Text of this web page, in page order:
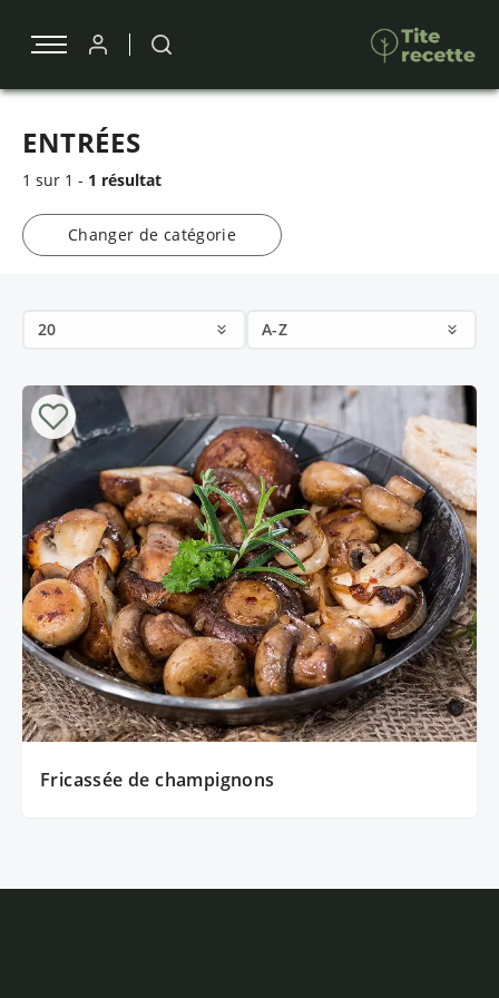
ENTRÉES
1 sur 1 - 1 résultat
Changer de catégorie
20 A-Z
Fricassée de champignons